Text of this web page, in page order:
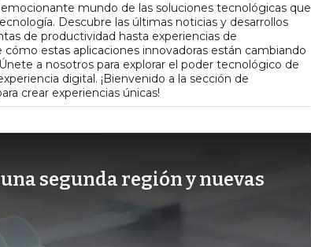
mundo de las soluciones tecnológicas que
Descubre las últimas noticias y desarrollos
de productividad hasta experiencias de
estas aplicaciones innovadoras están cambiando
a nosotros para explorar el poder tecnológico de
digital. ¡Bienvenido a la sección de
crear experiencias únicas!
segunda región y nuevas